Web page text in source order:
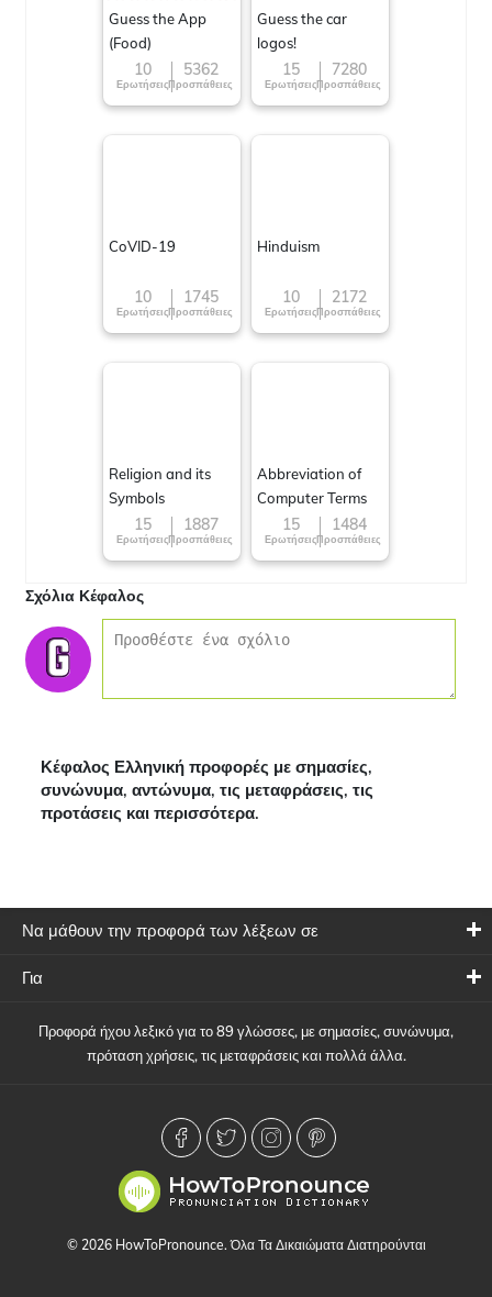
Guess the App
(Food)
10
Ερωτήσεις
5362
Προσπάθειες
Guess the car
logos!
15
Ερωτήσεις
7280
Προσπάθειες
CoVID-19
10
Ερωτήσεις
1745
Προσπάθειες
Hinduism
10
Ερωτήσεις
2172
Προσπάθειες
Religion and its
Symbols
15
Ερωτήσεις
1887
Προσπάθειες
Abbreviation of
Computer Terms
15
Ερωτήσεις
1484
Προσπάθειες
Σχόλια Κέφαλος
Κέφαλος Ελληνική προφορές με σημασίες,
συνώνυμα, αντώνυμα, τις μεταφράσεις, τις
προτάσεις και περισσότερα.
Να μάθουν την προφορά των λέξεων σε
Για
Προφορά ήχου λεξικό για το 89 γλώσσες, με σημασίες, συνώνυμα,
πρόταση χρήσεις, τις μεταφράσεις και πολλά άλλα.
© 2026 HowToPronounce. Όλα Τα Δικαιώματα Διατηρούνται